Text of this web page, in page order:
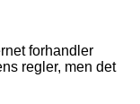
forhandler
regler, men det